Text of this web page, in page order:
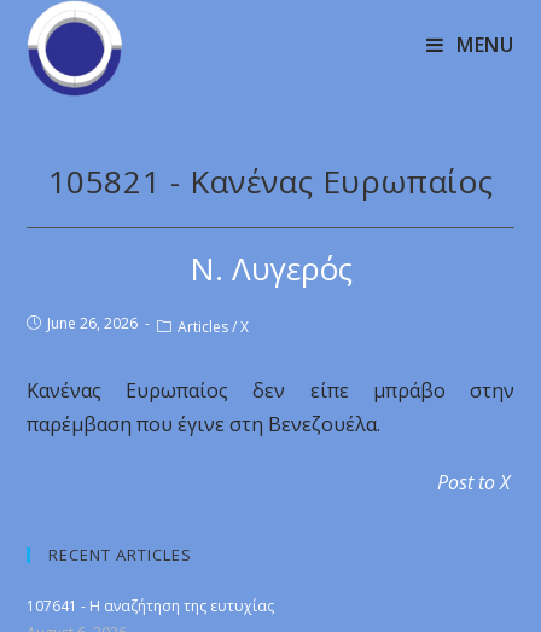
MENU
105821 - Κανένας Ευρωπαίος
Ν. Λυγερός
June 26, 2026 Articles / X
Κανένας Ευρωπαίος δεν είπε μπράβο στην
παρέμβαση που έγινε στη Βενεζουέλα.
Post to X
RECENT ARTICLES
107641 - Η αναζήτηση της ευτυχίας